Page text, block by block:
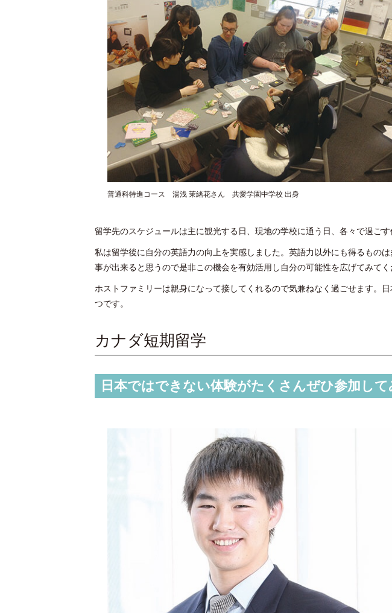
普通科特進コース 湯浅 茉緒花さん 共愛学園中学校 出身
留学先のスケジュールは主に観光する日、現地の学校に通う日、各々で過ご
私は留学後に自分の英語力の向上を実感しました。英語力以外にも得るもの
事が出来ると思うので是非この機会を有効活用し自分の可能性を広げてみてく
ホストファミリーは親身になって接してくれるので気兼ねなく過ごせます。
つです。
カナダ短期留学
日本ではできない体験がたくさんぜひ参加して